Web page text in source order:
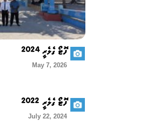
ފޮޓޯ ގެލެރީ 2024
May 7, 2026
ފޮޓޯ ގެލެރީ 2022
July 22, 2024